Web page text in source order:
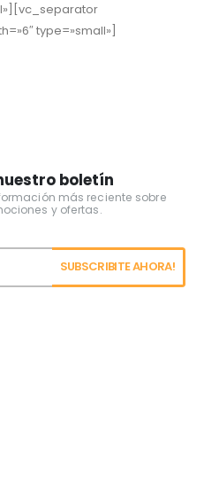
type=»small»]
boletín
más reciente sobre
y ofertas.